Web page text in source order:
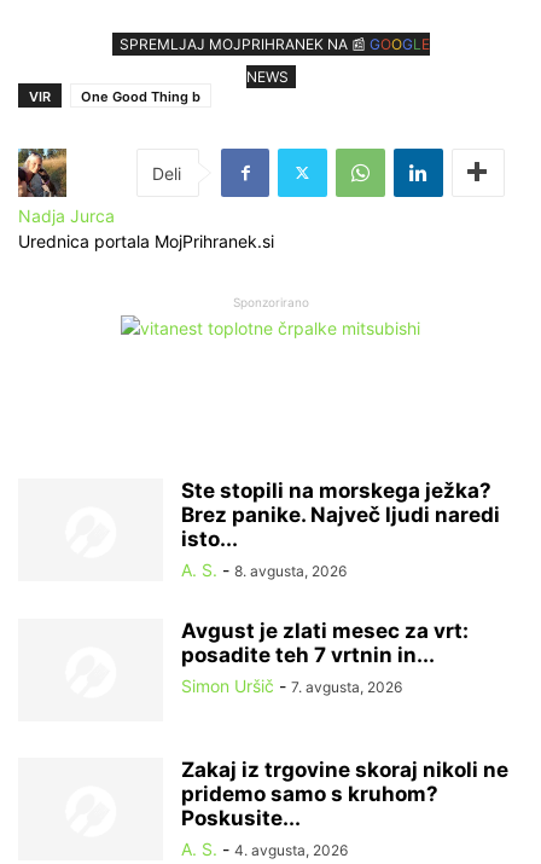
SPREMLJAJ MOJPRIHRANEK NA 📰 GOOGL E
NEWS
VIR One Good Thing b
Nadja Jurca
Urednica portala MojPrihranek.si
Sponzorirano
Ste stopili na morskega ježka?
Brez panike. Največ ljudi naredi
isto...
A. S. - 8. avgusta, 2026
Avgust je zlati mesec za vrt:
posadite teh 7 vrtnin in...
Simon Uršič - 7. avgusta, 2026
Zakaj iz trgovine skoraj nikoli ne
pridemo samo s kruhom?
Poskusite...
A. S. - 4. avgusta, 2026